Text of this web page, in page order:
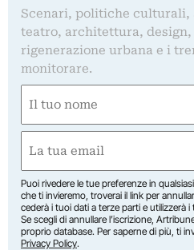
Scenari, politiche culturali,
teatro, architettura,
rigenerazione urbana e i
monitorare.
(Obbligatorio)
Nome
(Obbligatorio)
Puoi rivedere le tue preferenze in
che ti invieremo, troverai il link per
cederà i tuoi dati a terze parti e utilizzerà
Se scegli di annullare l’iscrizione,
proprio database. Per saperne di più, ti
Privacy Policy.